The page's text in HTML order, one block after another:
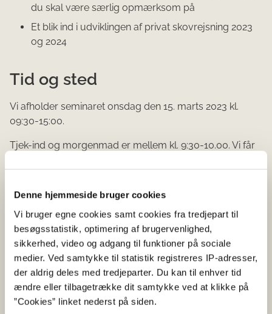
Denne hjemmeside bruger cookies
Vi bruger egne cookies samt cookies fra tredjepart til
besøgsstatistik, optimering af brugervenlighed,
sikkerhed, video og adgang til funktioner på sociale
medier. Ved samtykke til statistik registreres IP-adresser,
der aldrig deles med tredjeparter. Du kan til enhver tid
ændre eller tilbagetrække dit samtykke ved at klikke på
”Cookies” linket nederst på siden.
du skal være særlig opmærksom på
Et blik ind i udviklingen af privat skovrejsning 2023
og 2024
Tid og sted
Vi afholder seminaret onsdag den 15. marts 2023 kl.
09:30-15:00.
Tjek-ind og morgenmad er mellem kl. 9:30-10.00. Vi får
5500 Middelfart.
Bemærk. Du er velkommen til at blive i salen og se DM’s
webinar om Klimaskovfonden i frokostpausen.
Webinaret er i samme tidsrum, som vi har planlagt
frokostpause.
Vær med til at gøre programmet